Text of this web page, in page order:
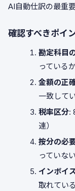
AI自動仕訳の最重
確認すべきポイ
勘定科目
っている
金額の正
一致して
税率区分:
連）
按分の必
っていな
インボイ
取れてい